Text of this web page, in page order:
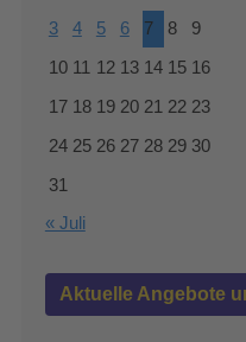
3 4 5 6 7 8 9
10 11 12 13 14 15 16
17 18 19 20 21 22 23
24 25 26 27 28 29 30
31
« Juli
Aktuelle Angebote